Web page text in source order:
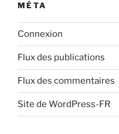
MÉTA
Connexion
Flux des publications
Flux des commentaires
Site de WordPress-FR